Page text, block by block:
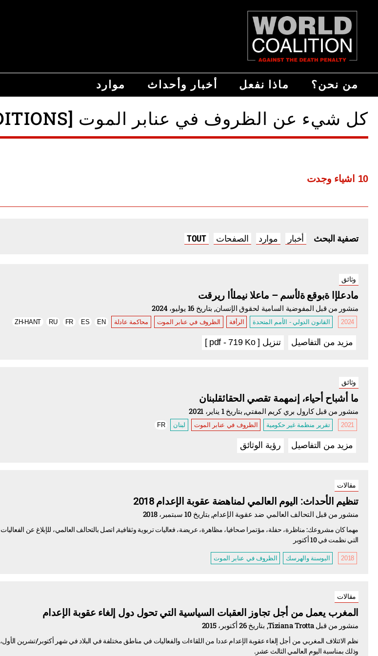
من نحن؟ ماذا نفعل أخبار وأحداث موارد
كل شيء عن الظروف في عنابر الموت [DEATH ROW CONDITIONS]
10 اشياء وجدت
تصفية البحث أخبار موارد الصفحات TOUT
وثائق
مادعلإا ةبوقع ةلأسم – ماعلا نيملأا ريرقت
منشور من قبل المفوضية السامية لحقوق الإنسان, بتاريخ 16 يوليو، 2024
2024 القانون الدولي - الأمم المتحدة الرأفة الظروف في عنابر الموت محاكمة عادلة EN
ES
FR
RU
ZH-HANT
مزيد من التفاصيل تنزيل [ pdf - 719 Ko ]
وثائق
ما أشباح أحياء، إنمهمة تقصي الحقائقلبنان
منشور من قبل كارول بري كريم المفتي, بتاريخ 1 يناير، 2021
2021 تقرير منظمة غير حكومية الظروف في عنابر الموت لبنان FR
مزيد من التفاصيل رؤية الوثائق
مقالات
تنظيم الأحداث: اليوم العالمي لمناهضة عقوبة الإعدام 2018
منشور من قبل التحالف العالمي ضد عقوبة الإعدام, بتاريخ 10 سبتمبر، 2018
مهما كان مشروعك: مناظرة، حفلة، مؤتمرا صحافيا، مظاهرة، عريضة، فعاليات تربوية وثقافية, اتصل بالتحالف العالمي، للإبلاغ عن الفعاليات
التي نظمت في 10 أكتوبر
2018 البوسنة والهرسك الظروف في عنابر الموت
مقالات
المغرب يعمل من أجل تجاوز العقبات السياسية التي تحول دول إلغاء عقوبة الإعدام
منشور من قبل Tiziana Trotta, بتاريخ 26 أكتوبر، 2015
نظم الائتلاف المغربي من أجل إلغاء عقوبة الإعدام عددا من اللقاءات والفعاليات في مناطق مختلفة في البلاد في شهر أكتوبر/تشرين الأول،
وذلك بمناسبة اليوم العالمي الثالث عشر.